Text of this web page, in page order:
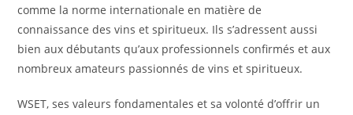
comme la norme internationale en matière de
connaissance des vins et spiritueux. Ils s’adressent aussi
bien aux débutants qu’aux professionnels confirmés et aux
nombreux amateurs passionnés de vins et spiritueux.
WSET, ses valeurs fondamentales et sa volonté d’offrir un